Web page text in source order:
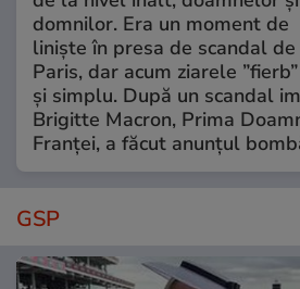
domnilor. Era un moment de
liniște în presa de scandal
Paris, dar acum ziarele
și simplu. După un scandal
Brigitte Macron, Prima
Franței, a făcut anunțul
GSP